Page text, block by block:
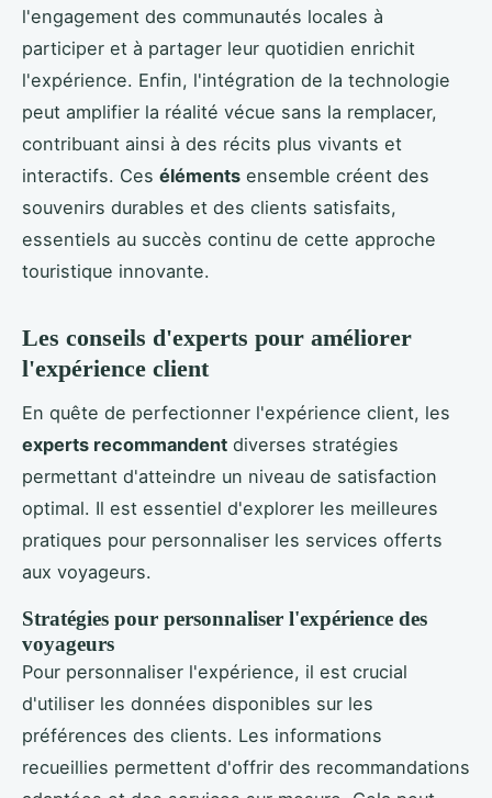
l'engagement des communautés locales à
participer et à partager leur quotidien enrichit
l'expérience. Enfin, l'intégration de la technologie
peut amplifier la réalité vécue sans la remplacer,
contribuant ainsi à des récits plus vivants et
interactifs. Ces éléments ensemble créent des
souvenirs durables et des clients satisfaits,
essentiels au succès continu de cette approche
touristique innovante.
Les conseils d'experts pour améliorer
l'expérience client
En quête de perfectionner l'expérience client, les
experts recommandent diverses stratégies
permettant d'atteindre un niveau de satisfaction
optimal. Il est essentiel d'explorer les meilleures
pratiques pour personnaliser les services offerts
aux voyageurs.
Stratégies pour personnaliser l'expérience des
voyageurs
Pour personnaliser l'expérience, il est crucial
d'utiliser les données disponibles sur les
préférences des clients. Les informations
recueillies permettent d'offrir des recommandations